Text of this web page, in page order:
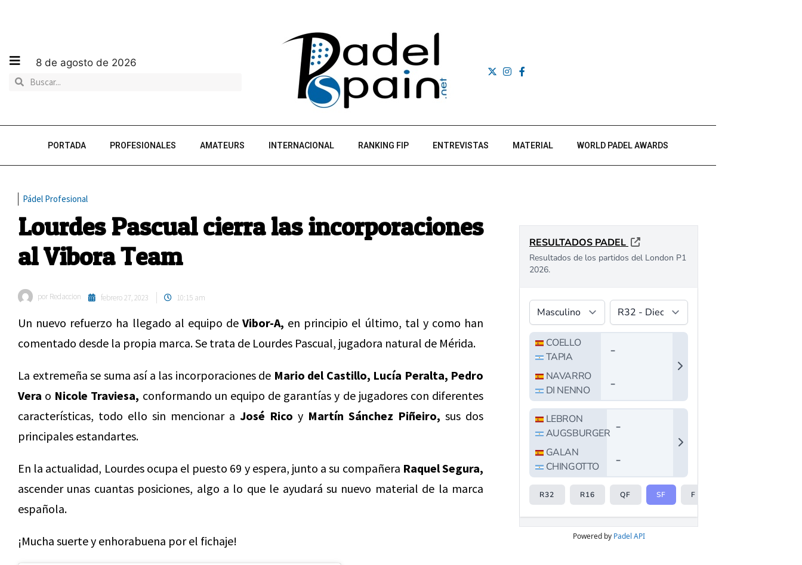
8 de agosto de 2026
PORTADA PROFESIONALES AMATEURS INTERNACIONAL RANKING FIP ENTREVISTAS MATERIAL WORLD PADEL AWARDS
Pádel Profesional
Lourdes Pascual cierra las incorporaciones
al Vibora Team
por Redaccion febrero 27, 2023 10:15 am
Un nuevo refuerzo ha llegado al equipo de Vibor-A, en principio el último, tal y como han
comentado desde la propia marca. Se trata de Lourdes Pascual, jugadora natural de Mérida.
La extremeña se suma así a las incorporaciones de Mario del Castillo, Lucía Peralta, Pedro
Vera o Nicole Traviesa, conformando un equipo de garantías y de jugadores con diferentes
características, todo ello sin mencionar a José Rico y Martín Sánchez Piñeiro, sus dos
principales estandartes.
En la actualidad, Lourdes ocupa el puesto 69 y espera, junto a su compañera Raquel Segura,
ascender unas cuantas posiciones, algo a lo que le ayudará su nuevo material de la marca
española.
¡Mucha suerte y enhorabuena por el fichaje! Powered by Padel API